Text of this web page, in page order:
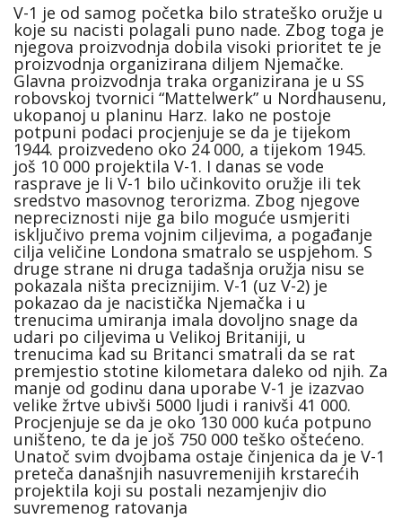
V-1 je od samog početka bilo strateško oružje u
koje su nacisti polagali puno nade. Zbog toga je
njegova proizvodnja dobila visoki prioritet te je
proizvodnja organizirana diljem Njemačke.
Glavna proizvodnja traka organizirana je u SS
robovskoj tvornici “Mattelwerk” u Nordhausenu,
ukopanoj u planinu Harz. Iako ne postoje
potpuni podaci procjenjuje se da je tijekom
1944. proizvedeno oko 24 000, a tijekom 1945.
još 10 000 projektila V-1. I danas se vode
rasprave je li V-1 bilo učinkovito oružje ili tek
sredstvo masovnog terorizma. Zbog njegove
nepreciznosti nije ga bilo moguće usmjeriti
isključivo prema vojnim ciljevima, a pogađanje
cilja veličine Londona smatralo se uspjehom. S
druge strane ni druga tadašnja oružja nisu se
pokazala ništa preciznijim. V-1 (uz V-2) je
pokazao da je nacistička Njemačka i u
trenucima umiranja imala dovoljno snage da
udari po ciljevima u Velikoj Britaniji, u
trenucima kad su Britanci smatrali da se rat
premjestio stotine kilometara daleko od njih. Za
manje od godinu dana uporabe V-1 je izazvao
velike žrtve ubivši 5000 ljudi i ranivši 41 000.
Procjenjuje se da je oko 130 000 kuća potpuno
uništeno, te da je još 750 000 teško oštećeno.
Unatoč svim dvojbama ostaje činjenica da je V-1
preteča današnjih nasuvremenijih krstarećih
projektila koji su postali nezamjenjiv dio
suvremenog ratovanja